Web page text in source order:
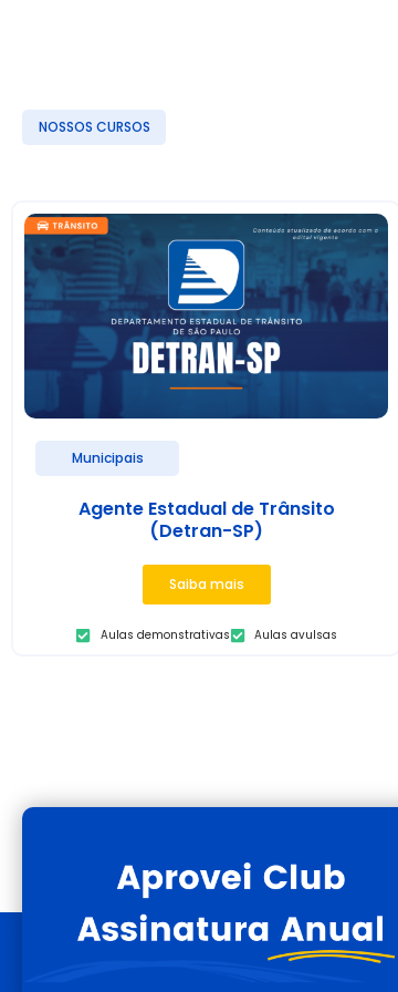
NOSSOS CURSOS
Municipais
Agente Estadual de Trânsito
(Detran-SP)
Saiba mais
Aulas demonstrativas Aulas avulsas